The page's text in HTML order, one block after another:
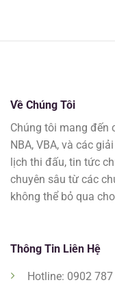
Về Chúng Tôi
Chúng tôi mang đến
NBA, VBA, và các
lịch thi đấu, tin tức
chuyên sâu từ các
không thể bỏ qua
Thông Tin Liên Hệ
Hotline: 0902